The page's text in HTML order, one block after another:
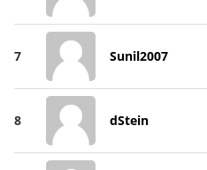
7 Sunil2007
8 dStein